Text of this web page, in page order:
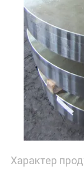
Характер